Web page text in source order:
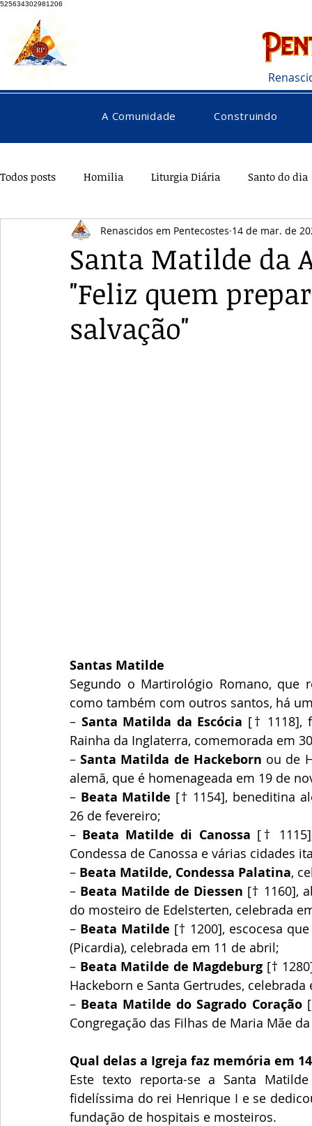
525634302981206
A Comunidade Construindo
Todos posts Homilia Liturgia Diária Santo do dia
Pentecostes Galeria Orações Saúde
Santa Matilde da
"Feliz quem
salvação"
Renascidos em Pentecostes 14 de mar. de
Santas Matilde
Segundo o Martirológio Romano, que
como também com outros santos, há
– Santa Matilda da Escócia [† 1118],
Rainha da Inglaterra, comemorada em
– Santa Matilda de Hackeborn ou de
alemã, que é homenageada em 19 de
– Beata Matilde [† 1154], beneditina
26 de fevereiro;
– Beata Matilde di Canossa [†
Condessa de Canossa e várias cidades
– Beata Matilde, Condessa Palatina,
– Beata Matilde de Diessen [† 1160],
do mosteiro de Edelsterten, celebrada
– Beata Matilde [† 1200], escocesa
(Picardia), celebrada em 11 de abril;
– Beata Matilde de Magdeburg [†
Hackeborn e Santa Gertrudes,
– Beata Matilde do Sagrado Coração
Congregação das Filhas de Maria Mãe
Qual delas a Igreja faz memória em
Este texto reporta-se a Santa
fidelíssima do rei Henrique I e se
fundação de hospitais e mosteiros.